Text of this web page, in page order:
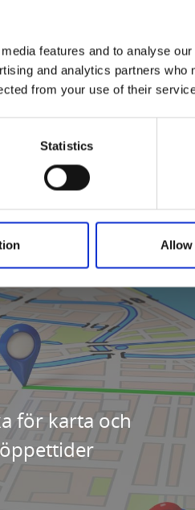
features and to analyse
and analytics partners who
from your use of their
Statistics
Allow
för att kunna ge dig ut igen.
mera, i Alebackens servering.
du flera olika downhillbanor i
för karta och
öppettider